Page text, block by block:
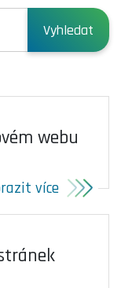
Vyhledat
webu
více